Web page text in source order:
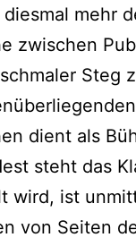
mehr
zwischen
Steg
dient als
steht das
wird, ist
von Seiten